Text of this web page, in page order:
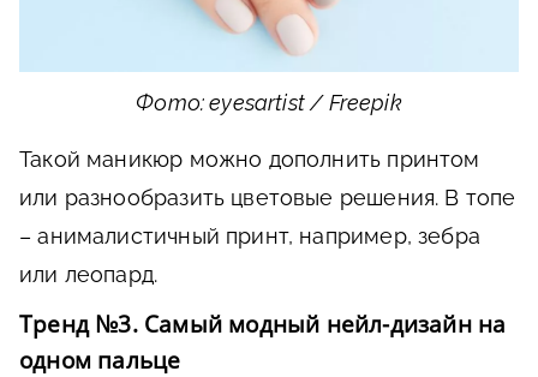
Фото: eyesartist / Freepik
Такой маникюр можно дополнить принтом
или разнообразить цветовые решения. В топе
– анималистичный принт, например, зебра
или леопард.
Тренд №3. Самый модный нейл-дизайн на
одном пальце